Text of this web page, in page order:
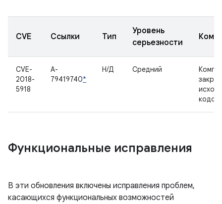
CVE Ссылки Тип
Уровень
серьезности
CVE-
2018-
5918
A-
79419740*
Н/Д Средний
кодом
Функциональные исправления
В эти обновления включены исправления проблем,
касающихся функциональных возможностей